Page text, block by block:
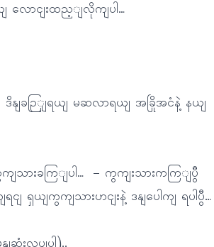
လောငျးထည့ျလိုကျပါ…
ဉြျရယျ မဆလာရယျ အခြိုအငံနဲ့ နယျ
သားခကြျပါ… – ကွကျးသားကကြျပွီ
ယျကွကျသားဟငျးနဲ့ ဒနျပေါကျ ရပါပွီ…